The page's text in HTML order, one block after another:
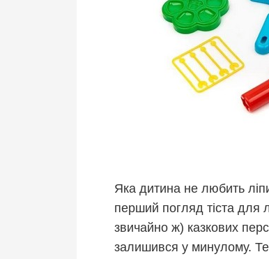
Яка дитина не любить
перший погляд тіста для
звичайно ж) казкових
залишився у минулому.